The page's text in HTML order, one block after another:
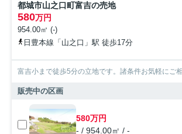
都城市山之口町富吉の売地
580万円
954.00㎡ (-)
日豊本線「山之口」駅 徒歩17分
富吉小まで徒歩5分の立地です。諸条件お気軽にご
販売中の区画
580万円
- / 954.00㎡ / -